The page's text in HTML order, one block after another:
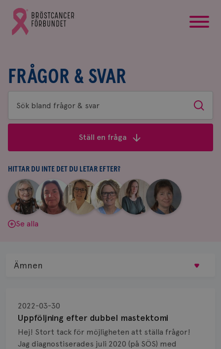
Gå
till
Bröstcancerförbundets
FRÅGOR & SVAR
Sök
bland
&
svar
Sök
Ställ en fråga
HITTAR DU INTE DET DU LETAR EFTER?
Aina
Johnsson
|
Anne
Andersson
Fredrika
Killander
|
Jeanette
Bäcklund
|
Maria
Edegran
|
Yvette
Andersson
Se alla
Uppföljning efter dubbel mastektomi
2022-03-30
Hej! Stort tack för möjligheten att ställa frågor!
Jag diagnostiserades juli 2020 (på SÖS) med
Ämnen
Biopsi
Biverkningar